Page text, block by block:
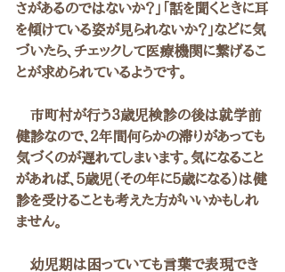
さがあるのではないか？」「話を聞くときに耳
を傾けている姿が見られないか？」などに気
づいたら、チェックして医療機関に繋げるこ
とが求められているようです。
市町村が行う３歳児検診の後は就学前
健診なので、２年間何らかの滞りがあっても
気づくのが遅れてしまいます。気になること
があれば、５歳児（その年に５歳になる）は健
診を受けることも考えた方がいいかもしれ
ません。
幼児期は困っていても言葉で表現でき